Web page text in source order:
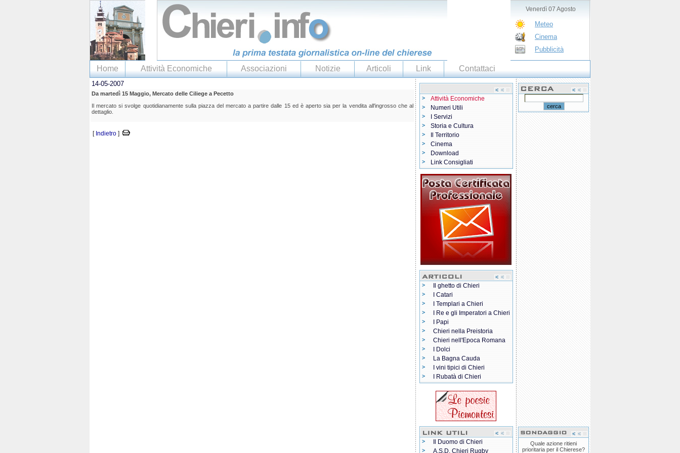
Venerdì 07 Agosto
Meteo
Cinema
Pubblicità
Home Attività Economiche Associazioni Notizie Articoli Link Contattaci
14-05-2007
Da martedì 15 Maggio, Mercato delle Ciliege a Pecetto
Il mercato si svolge quotidianamente sulla piazza del mercato a partire dalle 15 ed è aperto sia per la vendita all'ingrosso che al
dettaglio.
[ Indietro ]
Attività Economiche
Numeri Utili
I Servizi
Storia e Cultura
Il Territorio
Cinema
Download
Link Consigliati
Il ghetto di Chieri
I Catari
I Templari a Chieri
I Re e gli Imperatori a Chieri
I Papi
Chieri nella Preistoria
Chieri nell'Epoca Romana
I Dolci
La Bagna Cauda
I vini tipici di Chieri
I Rubatà di Chieri
Il Duomo di Chieri
A.S.D. Chieri Rugby
Quale azione ritieni
prioritaria per il Chierese?